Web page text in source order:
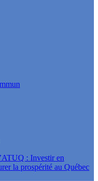
: Investir en
la prospérité au Québec